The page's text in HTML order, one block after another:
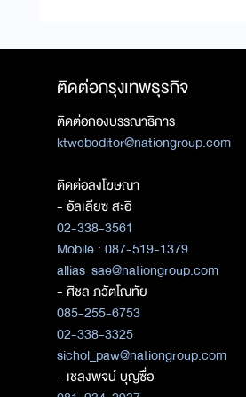
ติดต่อกรุงเทพธุรกิจ
ติดต่อกองบรรณาธิการ
ktwebeditor@nationgroup.com
ติดต่อลงโฆษณา
- อัลเลียซ สะอิ
02-338-3561
Mobile : 087-519-1379
allias_sae@nationgroup.com
- ศิชล ภวัตโณทัย
085-255-6753
02-338-3325
sichol_paw@nationgroup.com
- เชลงพจน์ บุญซื่อ